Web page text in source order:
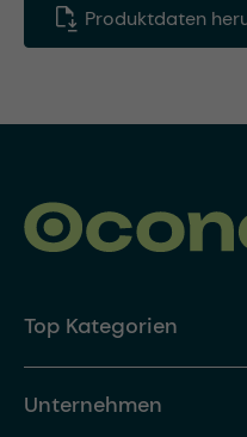
Produktdaten
Top Kategorien
Unternehmen